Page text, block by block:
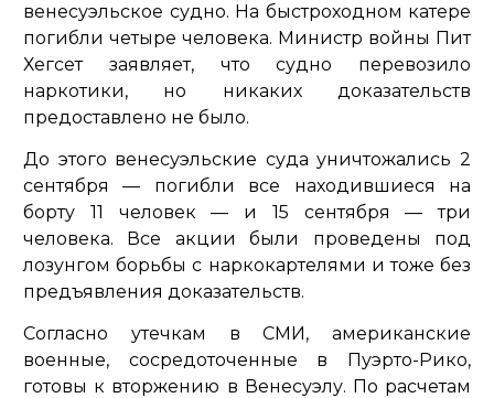
венесуэльское судно. На быстроходном катере
погибли четыре человека. Министр войны Пит
Хегсет заявляет, что судно перевозило
наркотики, но никаких доказательств
предоставлено не было.
До этого венесуэльские суда уничтожались 2
сентября — погибли все находившиеся на
борту 11 человек — и 15 сентября — три
человека. Все акции были проведены под
лозунгом борьбы с наркокартелями и тоже без
предъявления доказательств.
Согласно утечкам в СМИ, американские
военные, сосредоточенные в Пуэрто-Рико,
готовы к вторжению в Венесуэлу. По расчетам